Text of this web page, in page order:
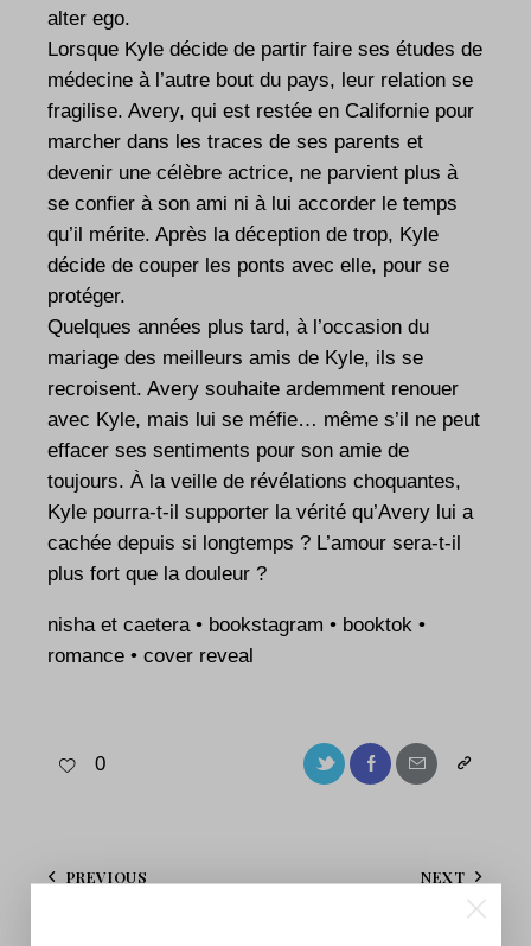
alter ego.
Lorsque Kyle décide de partir faire ses études de
médecine à l’autre bout du pays, leur relation se
fragilise. Avery, qui est restée en Californie pour
marcher dans les traces de ses parents et
devenir une célèbre actrice, ne parvient plus à
se confier à son ami ni à lui accorder le temps
qu’il mérite. Après la déception de trop, Kyle
décide de couper les ponts avec elle, pour se
protéger.
Quelques années plus tard, à l’occasion du
mariage des meilleurs amis de Kyle, ils se
recroisent. Avery souhaite ardemment renouer
avec Kyle, mais lui se méfie… même s’il ne peut
effacer ses sentiments pour son amie de
toujours. À la veille de révélations choquantes,
Kyle pourra-t-il supporter la vérité qu’Avery lui a
cachée depuis si longtemps ? L’amour sera-t-il
plus fort que la douleur ?
nisha et caetera • bookstagram • booktok •
romance • cover reveal
0
PREVIOUS NEXT
[PRÉCOMMANDES]